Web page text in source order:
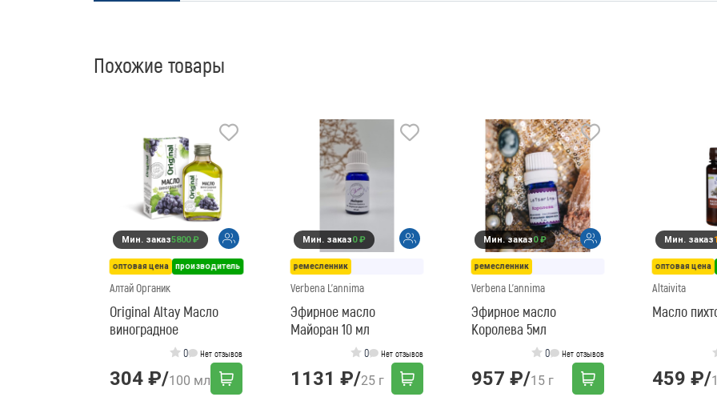
Похожие товары
Мин. заказ5800 ₽
оптовая цена производитель
Алтай Органик
Original Altay Масло
виноградное
0 Нет отзывов
304 ₽/100 мл
Мин. заказ0 ₽
ремесленник
Verbena L'annima
Эфирное масло
Майоран 10 мл
0 Нет отзывов
1131 ₽/25 г
Мин. заказ0 ₽
ремесленник
Verbena L'annima
Эфирное масло
Королева 5мл
0 Нет отзывов
957 ₽/15 г
Мин. заказ
оптовая цена
Altaivita
Масло
459 ₽/